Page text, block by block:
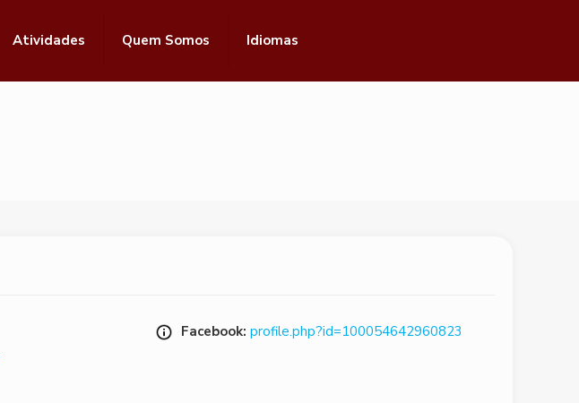
Atividades Quem Somos Idiomas
Facebook: profile.php?id=100054642960823